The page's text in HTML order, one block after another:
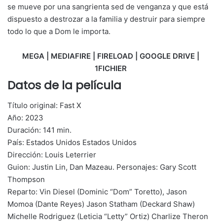
se mueve por una sangrienta sed de venganza y que está
dispuesto a destrozar a la familia y destruir para siempre
todo lo que a Dom le importa.
MEGA | MEDIAFIRE | FIRELOAD | GOOGLE DRIVE |
1FICHIER
Datos de la película
Título original: Fast X
Año: 2023
Duración: 141 min.
País: Estados Unidos Estados Unidos
Dirección: Louis Leterrier
Guion: Justin Lin, Dan Mazeau. Personajes: Gary Scott
Thompson
Reparto: Vin Diesel (Dominic “Dom” Toretto), Jason
Momoa (Dante Reyes) Jason Statham (Deckard Shaw)
Michelle Rodriguez (Leticia “Letty” Ortiz) Charlize Theron